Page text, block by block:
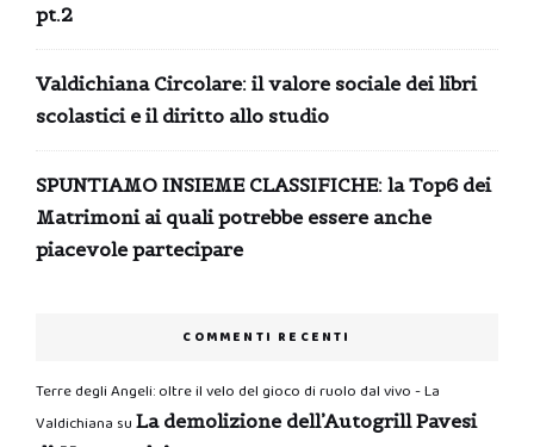
pt.2
Valdichiana Circolare: il valore sociale dei libri
scolastici e il diritto allo studio
SPUNTIAMO INSIEME CLASSIFICHE: la Top6 dei
Matrimoni ai quali potrebbe essere anche
piacevole partecipare
COMMENTI RECENTI
Terre degli Angeli: oltre il velo del gioco di ruolo dal vivo - La
Valdichiana su La demolizione dell’Autogrill Pavesi